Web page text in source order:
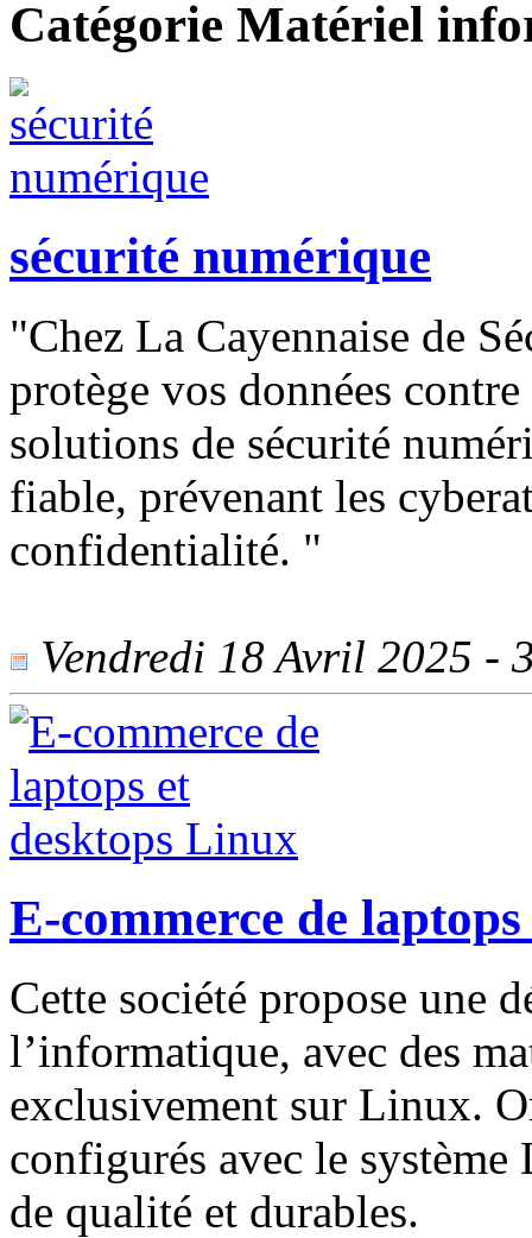
Catégorie Matériel
sécurité numérique
"Chez La Cayennaise de
protège vos données
solutions de sécurité
fiable, prévenant les
confidentialité. "
Vendredi 18 Avril 2025 -
E-commerce de
Cette société propose une
l’informatique, avec des
exclusivement sur Linux.
configurés avec le système
de qualité et durables.